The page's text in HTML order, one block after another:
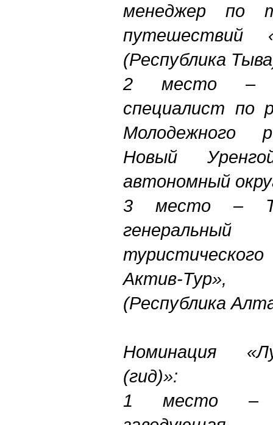
менеджер по
путешествий
(Республика
2 место –
специалист по
Молодежного
Новый
автономный
3 место –
Актив-
(Республика
Номинация
(гид)»:
1 место –